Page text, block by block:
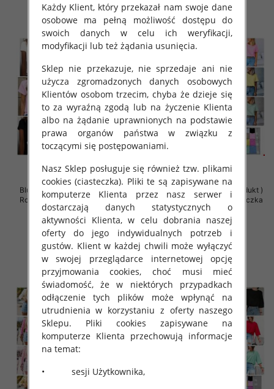
Bluzki damskie (Polska produkt )
Roz Standard , Mix Kolor Paczka
5 szt
34.00 zł
szczegóły
Bluzki damskie (Polska produkt )
Roz Standard , Mix Kolor Paczka
5 szt
34.00 zł
szczegóły
Każdy Klient, który przekazał nam swoje dane
osobowe ma pełną możliwość dostępu do
swoich danych w celu ich weryfikacji,
modyfikacji lub też żądania usunięcia.
Sklep nie przekazuje, nie sprzedaje ani nie
użycza zgromadzonych danych osobowych
Klientów osobom trzecim, chyba że dzieje się
to za wyraźną zgodą lub na życzenie Klienta
albo na żądanie uprawnionych na podstawie
prawa organów państwa w związku z
toczącymi się postępowaniami.
Nasz Sklep posługuje się również tzw. plikami
cookies (ciasteczka). Pliki te są zapisywane na
komputerze Klienta przez nasz serwer i
dostarczają danych statystycznych o
aktywności Klienta, w celu dobrania naszej
oferty do jego indywidualnych potrzeb i
gustów. Klient w każdej chwili może wyłączyć
w swojej przeglądarce internetowej opcję
przyjmowania cookies, choć musi mieć
świadomość, że w niektórych przypadkach
odłączenie tych plików może wpłynąć na
utrudnienia w korzystaniu z oferty naszego
Sklepu. Pliki cookies zapisywane na
komputerze Klienta przechowują informacje
na temat:
• sesji Użytkownika,